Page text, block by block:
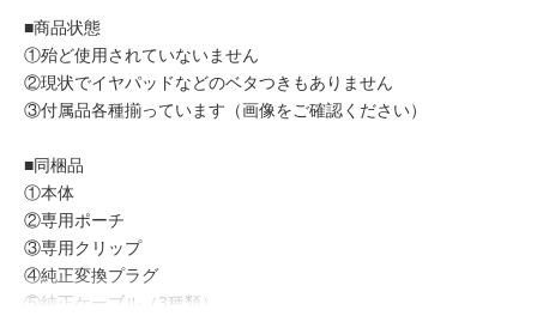
■商品状態
①殆ど使用されていないません
②現状でイヤパッドなどのベタつきもありません
③付属品各種揃っています（画像をご確認ください）
■同梱品
①本体
②専用ポーチ
③専用クリップ
④純正変換プラグ
⑤純正ケーブル（3種類）